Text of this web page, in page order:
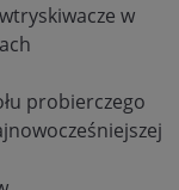
w
probierczego